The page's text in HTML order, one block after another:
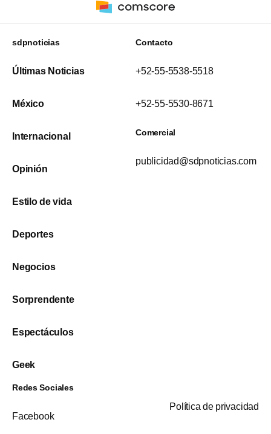
sdpnoticias
Últimas Noticias
México
Internacional
Opinión
Estilo de vida
Deportes
Negocios
Sorprendente
Espectáculos
Geek
Contacto
+52-55-5538-5518
+52-55-5530-8671
Comercial
publicidad@sdpnoticias.com
Redes Sociales
Facebook
Política de privacidad